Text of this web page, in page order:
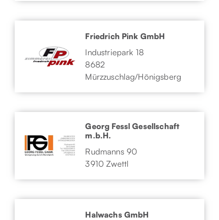
Friedrich Pink GmbH
Industriepark 18
8682
Mürzzuschlag/Hönigsberg
Georg Fessl Gesellschaft
m.b.H.
Rudmanns 90
3910 Zwettl
Halwachs GmbH